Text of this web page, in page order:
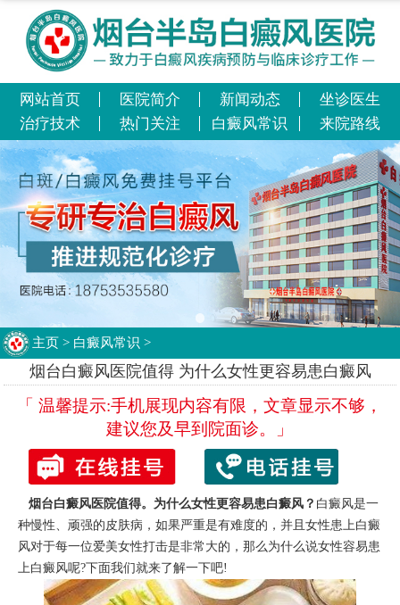
网站首页 医院简介 新闻动态
坐诊医生
治疗技术
热门关注 白癜风常识 来院路线
主页 > 白癜风常识 >
烟台白癜风医院值得 为什么女性更容易患白癜风
「 温馨提示:手机展现内容有限，文章显示不够，
建议您及早到院面诊。」
烟台白癜风医院值得。为什么女性更容易患白癜风？ 白癜风是一
种慢性、顽强的皮肤病，如果严重是有难度的，并且女性患上白癜
风对于每一位爱美女性打击是非常大的，那么为什么说女性容易患
上白癜风呢?下面我们就来了解一下吧!